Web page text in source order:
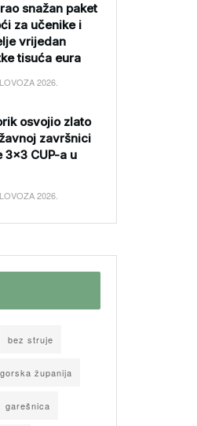
snažan paket
za učenike i
vrijedan
tisuća eura
2026.
osvojio zlato
završnici
3×3 CUP-a u
2026.
bez struje
županija
garešnica